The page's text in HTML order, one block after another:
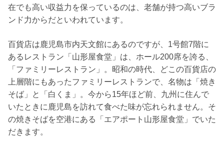
在でも高い収益力を保っているのは、老舗が持つ高いブラ
ンド力からだといわれています。
百貨店は鹿児島市内天文館にあるのですが、1号館7階に
あるレストラン「山形屋食堂」は、ホール200席を誇る、
「ファミリーレストラン」。昭和の時代、どこの百貨店の
上層階にもあったファミリーレストランで、名物は「焼き
そば」と「白くま」。今から15年ほど前、九州に住んで
いたときに鹿児島を訪れて食べた味が忘れられません。そ
の焼きそばを空港にある「エアポート山形屋食堂」でいた
だきます。